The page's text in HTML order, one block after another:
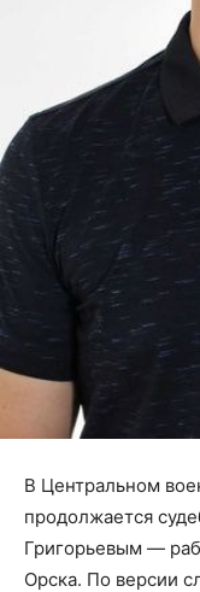
В Центральном
продолжается
Григорьевым —
Орска. По версии